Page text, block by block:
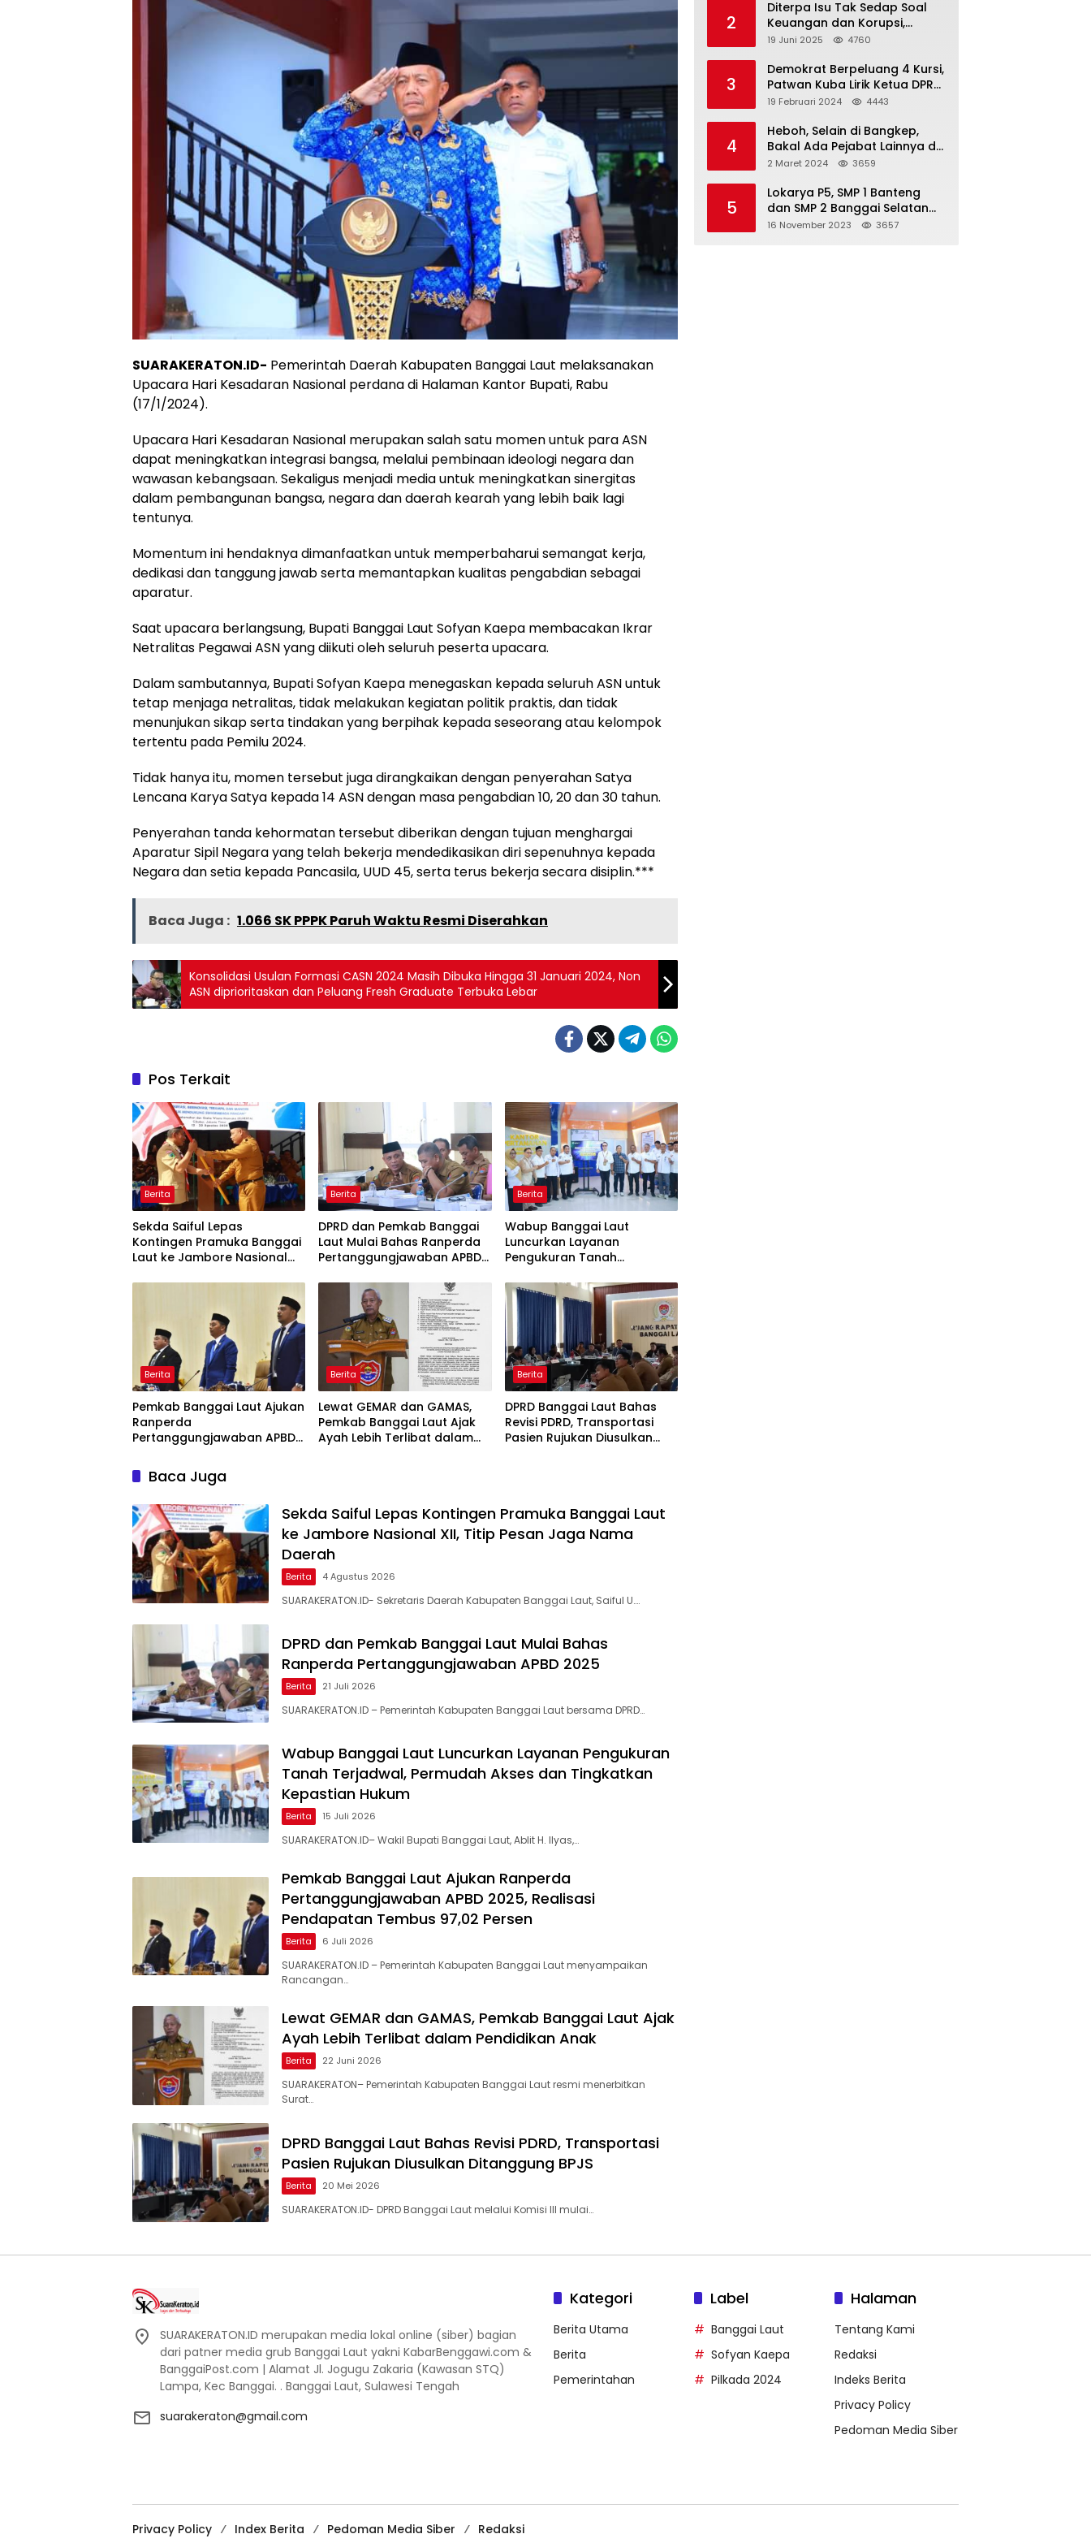
SUARAKERATON.ID- Pemerintah Daerah Kabupaten Banggai Laut melaksanakan
Upacara Hari Kesadaran Nasional perdana di Halaman Kantor Bupati, Rabu
(17/1/2024).
Upacara Hari Kesadaran Nasional merupakan salah satu momen untuk para ASN
dapat meningkatkan integrasi bangsa, melalui pembinaan ideologi negara dan
wawasan kebangsaan. Sekaligus menjadi media untuk meningkatkan sinergitas
dalam pembangunan bangsa, negara dan daerah kearah yang lebih baik lagi
tentunya.
Momentum ini hendaknya dimanfaatkan untuk memperbaharui semangat kerja,
dedikasi dan tanggung jawab serta memantapkan kualitas pengabdian sebagai
aparatur.
Saat upacara berlangsung, Bupati Banggai Laut Sofyan Kaepa membacakan Ikrar
Netralitas Pegawai ASN yang diikuti oleh seluruh peserta upacara.
Dalam sambutannya, Bupati Sofyan Kaepa menegaskan kepada seluruh ASN untuk
tetap menjaga netralitas, tidak melakukan kegiatan politik praktis, dan tidak
menunjukan sikap serta tindakan yang berpihak kepada seseorang atau kelompok
tertentu pada Pemilu 2024.
Tidak hanya itu, momen tersebut juga dirangkaikan dengan penyerahan Satya
Lencana Karya Satya kepada 14 ASN dengan masa pengabdian 10, 20 dan 30 tahun.
Penyerahan tanda kehormatan tersebut diberikan dengan tujuan menghargai
Aparatur Sipil Negara yang telah bekerja mendedikasikan diri sepenuhnya kepada
Negara dan setia kepada Pancasila, UUD 45, serta terus bekerja secara disiplin.***
Baca Juga : 1.066 SK PPPK Paruh Waktu Resmi Diserahkan
Konsolidasi Usulan Formasi CASN 2024 Masih Dibuka Hingga 31 Januari 2024, Non
ASN diprioritaskan dan Peluang Fresh Graduate Terbuka Lebar
Pos Terkait
Berita
Sekda Saiful Lepas
Kontingen Pramuka Banggai
Laut ke Jambore Nasional
Daerah
Berita
DPRD dan Pemkab Banggai
Laut Mulai Bahas Ranperda
Pertanggungjawaban APBD
Berita
Wabup Banggai Laut
Luncurkan Layanan
Pengukuran Tanah
dan Tingkatkan Kepastian
Hukum
Berita
Pemkab Banggai Laut Ajukan
Ranperda
Pertanggungjawaban APBD
Tembus 97,02 Persen
Berita
Lewat GEMAR dan GAMAS,
Pemkab Banggai Laut Ajak
Ayah Lebih Terlibat dalam
Berita
DPRD Banggai Laut Bahas
Revisi PDRD, Transportasi
Pasien Rujukan Diusulkan
Baca Juga
Sekda Saiful Lepas Kontingen Pramuka Banggai Laut
ke Jambore Nasional XII, Titip Pesan Jaga Nama
Daerah
Berita 4 Agustus 2026
SUARAKERATON.ID- Sekretaris Daerah Kabupaten Banggai Laut, Saiful U….
DPRD dan Pemkab Banggai Laut Mulai Bahas
Ranperda Pertanggungjawaban APBD 2025
Berita 21 Juli 2026
SUARAKERATON.ID – Pemerintah Kabupaten Banggai Laut bersama DPRD…
Wabup Banggai Laut Luncurkan Layanan Pengukuran
Tanah Terjadwal, Permudah Akses dan Tingkatkan
Kepastian Hukum
Berita 15 Juli 2026
SUARAKERATON.ID– Wakil Bupati Banggai Laut, Ablit H. Ilyas,…
Pemkab Banggai Laut Ajukan Ranperda
Pertanggungjawaban APBD 2025, Realisasi
Pendapatan Tembus 97,02 Persen
Berita 6 Juli 2026
SUARAKERATON.ID – Pemerintah Kabupaten Banggai Laut menyampaikan
Rancangan…
Lewat GEMAR dan GAMAS, Pemkab Banggai Laut Ajak
Ayah Lebih Terlibat dalam Pendidikan Anak
Berita 22 Juni 2026
SUARAKERATON– Pemerintah Kabupaten Banggai Laut resmi menerbitkan
Surat…
DPRD Banggai Laut Bahas Revisi PDRD, Transportasi
Pasien Rujukan Diusulkan Ditanggung BPJS
Berita 20 Mei 2026
SUARAKERATON.ID- DPRD Banggai Laut melalui Komisi III mulai…
2
Diterpa Isu Tak Sedap Soal
Keuangan dan Korupsi,
Pemda Balut Sebut Isu Tak
19 Juni 2025 4760
3
Demokrat Berpeluang 4 Kursi,
Patwan Kuba Lirik Ketua DPRD
Banggai Laut
19 Februari 2024 4443
4
Heboh, Selain di Bangkep,
Bakal Ada Pejabat Lainnya di
Banggai Laut yang Bakal di
2 Maret 2024 3659
5
Lokarya P5, SMP 1 Banteng
dan SMP 2 Banggai Selatan
Curi Perhatian
16 November 2023 3657
SUARAKERATON.ID merupakan media lokal online (siber) bagian
dari patner media grub Banggai Laut yakni KabarBenggawi.com &
BanggaiPost.com | Alamat Jl. Jogugu Zakaria (Kawasan STQ)
Lampa, Kec Banggai. . Banggai Laut, Sulawesi Tengah
suarakeraton@gmail.com
Kategori
Berita Utama
Berita
Pemerintahan
Label
Banggai Laut
Sofyan Kaepa
Pilkada 2024
Halaman
Tentang Kami
Redaksi
Indeks Berita
Privacy Policy
Pedoman Media Siber
Privacy Policy Index Berita Pedoman Media Siber Redaksi